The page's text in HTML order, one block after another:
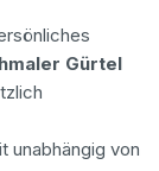
Gürtel
unabhängig von